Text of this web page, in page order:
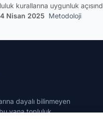
kurallarına uygunluk
4 Nisan 2025 Metodoloji
dayalı bilinmeyen
yana topluluk